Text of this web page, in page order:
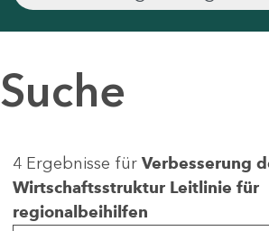
Suche
4 Ergebnisse für Verbesserung
Wirtschaftsstruktur Leitlinie für
regionalbeihilfen